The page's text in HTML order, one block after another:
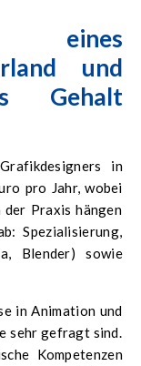
eines
und
Gehalt
in
pro Jahr, wobei
Praxis hängen
Spezialisierung,
Blender) sowie
in Animation und
sehr gefragt sind.
Kompetenzen